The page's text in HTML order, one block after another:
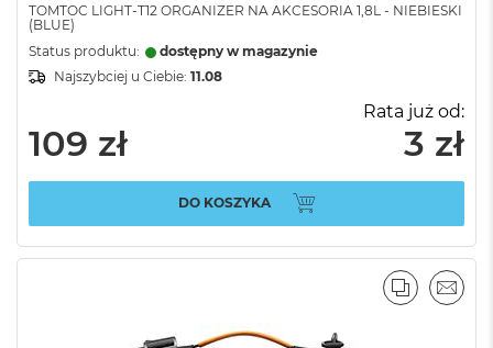
TOMTOC LIGHT-T12 ORGANIZER NA AKCESORIA 1,8L - NIEBIESKI
(BLUE)
Status produktu:
dostępny w magazynie
Najszybciej u Ciebie: 11.08
109 zł
Rata już od:
3 zł
DO KOSZYKA